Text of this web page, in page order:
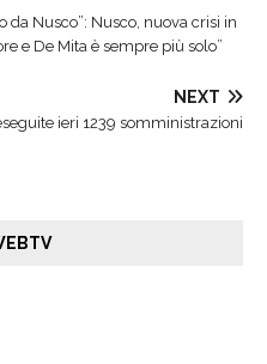
da Nusco”: Nusco, nuova crisi in
e De Mita è sempre più solo”
NEXT
ieri 1239 somministrazioni